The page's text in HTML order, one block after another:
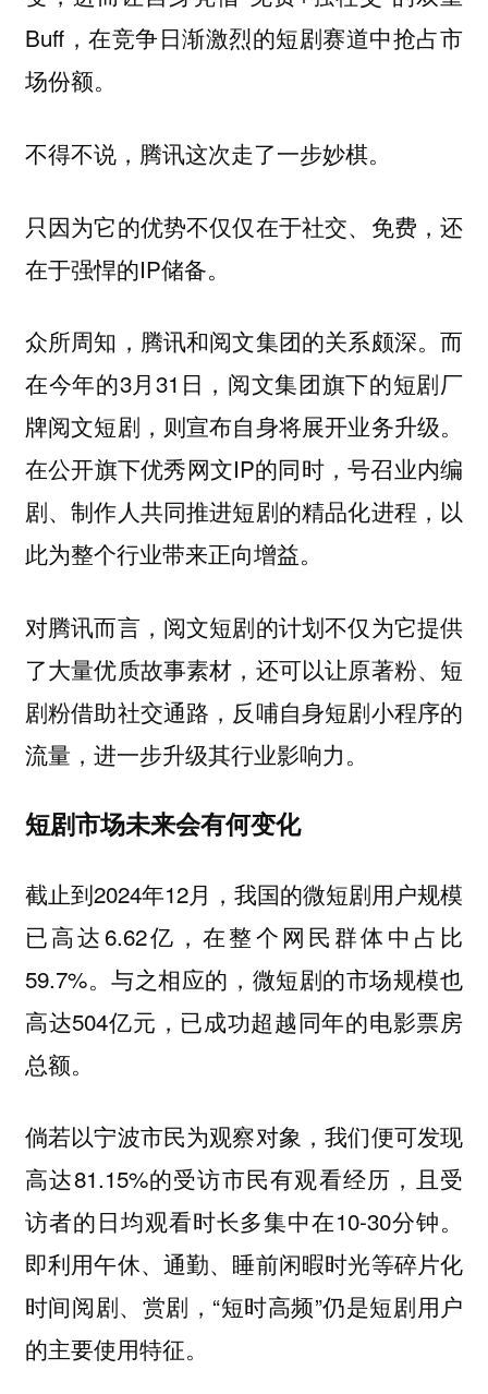
Buff，在竞争日渐激烈的短剧赛道中抢占市
场份额。
不得不说，腾讯这次走了一步妙棋。
只因为它的优势不仅仅在于社交、免费，还
在于强悍的IP储备。
众所周知，腾讯和阅文集团的关系颇深。而
在今年的3月31日，阅文集团旗下的短剧厂
牌阅文短剧，则宣布自身将展开业务升级。
在公开旗下优秀网文IP的同时，号召业内编
剧、制作人共同推进短剧的精品化进程，以
此为整个行业带来正向增益。
对腾讯而言，阅文短剧的计划不仅为它提供
了大量优质故事素材，还可以让原著粉、短
剧粉借助社交通路，反哺自身短剧小程序的
流量，进一步升级其行业影响力。
短剧市场未来会有何变化
截止到2024年12月，我国的微短剧用户规模
已高达6.62亿，在整个网民群体中占比
59.7%。与之相应的，微短剧的市场规模也
高达504亿元，已成功超越同年的电影票房
总额。
倘若以宁波市民为观察对象，我们便可发现
高达81.15%的受访市民有观看经历，且受
访者的日均观看时长多集中在10-30分钟。
即利用午休、通勤、睡前闲暇时光等碎片化
时间阅剧、赏剧，“短时高频”仍是短剧用户
的主要使用特征。